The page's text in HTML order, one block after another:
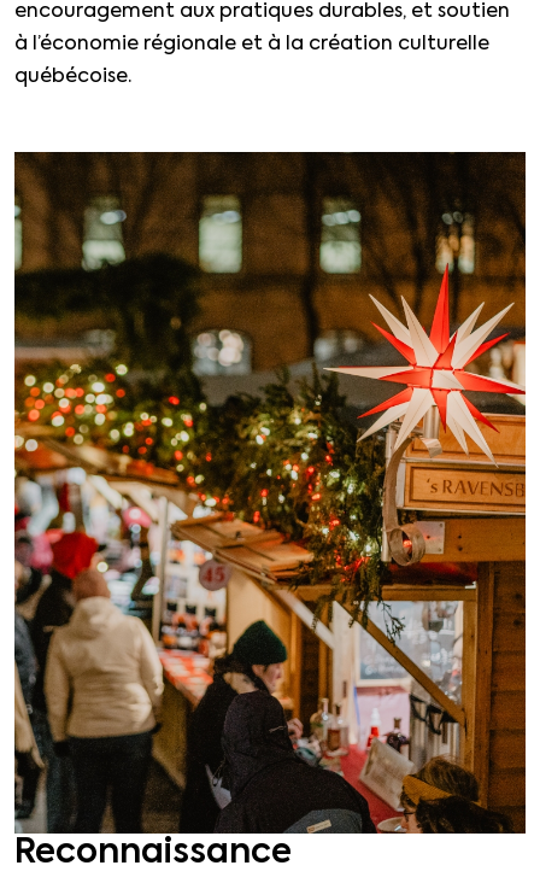
encouragement aux pratiques durables, et soutien
à l’économie régionale et à la création culturelle
québécoise.
Reconnaissance